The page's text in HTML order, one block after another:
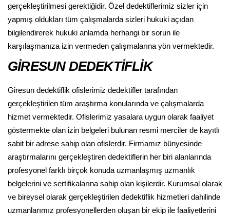
gerçekleştirilmesi gerektiğidir. Özel dedektiflerimiz sizler için
yapmış oldukları tüm çalışmalarda sizleri hukuki açıdan
bilgilendirerek hukuki anlamda herhangi bir sorun ile
karşılaşmanıza izin vermeden çalışmalarına yön vermektedir.
GİRESUN DEDEKTİFLİK
Giresun dedektiflik ofislerimiz dedektifler tarafından
gerçekleştirilen tüm araştırma konularında ve çalışmalarda
hizmet vermektedir. Ofislerimiz yasalara uygun olarak faaliyet
göstermekte olan izin belgeleri bulunan resmi merciler de kayıtlı
sabit bir adrese sahip olan ofislerdir. Firmamız bünyesinde
araştırmalarını gerçekleştiren dedektiflerin her biri alanlarında
profesyonel farklı birçok konuda uzmanlaşmış uzmanlık
belgelerini ve sertifikalarına sahip olan kişilerdir. Kurumsal olarak
ve bireysel olarak gerçekleştirilen dedektiflik hizmetleri dahilinde
uzmanlarımız profesyonellerden oluşan bir ekip ile faaliyetlerini